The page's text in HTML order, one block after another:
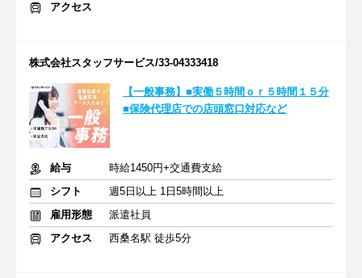
アクセス
株式会社スタッフサービス/33-04333418
【一般事務】■実働５時間ｏｒ５時間１５分
■保険代理店での店頭窓口対応など
給与
時給1450円+交通費支給
シフト
週5日以上 1日5時間以上
雇用形態
派遣社員
アクセス
西桑名駅 徒歩5分